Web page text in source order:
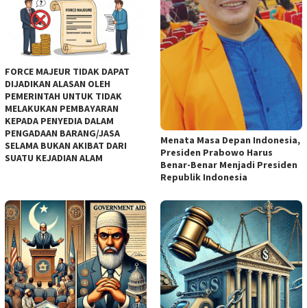
FORCE MAJEUR TIDAK DAPAT
DIJADIKAN ALASAN OLEH
PEMERINTAH UNTUK TIDAK
MELAKUKAN PEMBAYARAN
KEPADA PENYEDIA DALAM
PENGADAAN BARANG/JASA
SELAMA BUKAN AKIBAT DARI
SUATU KEJADIAN ALAM
Menata Masa Depan Indonesia,
Presiden Prabowo Harus
Benar-Benar Menjadi Presiden
Republik Indonesia